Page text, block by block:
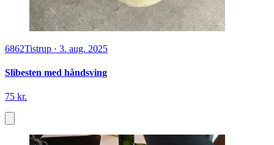
6862Tistrup · 3. aug. 2025
Slibesten med håndsving
75 kr.